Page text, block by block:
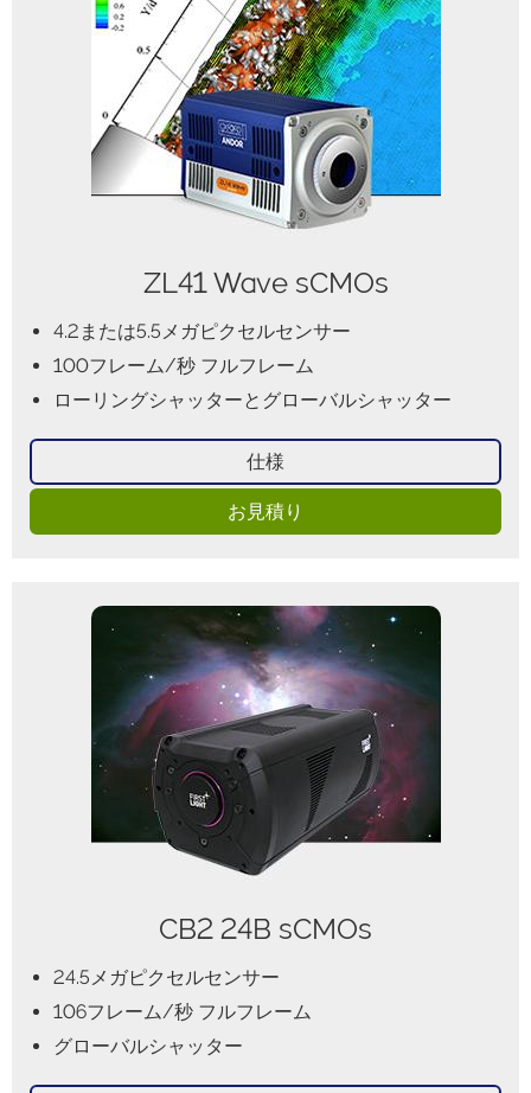
ZL41 Wave sCMOs
4.2または5.5メガピクセルセンサー
100フレーム/秒 フルフレーム
ローリングシャッターとグローバルシャッター
仕様
お見積り
CB2 24B sCMOs
24.5メガピクセルセンサー
106フレーム/秒 フルフレーム
グローバルシャッター